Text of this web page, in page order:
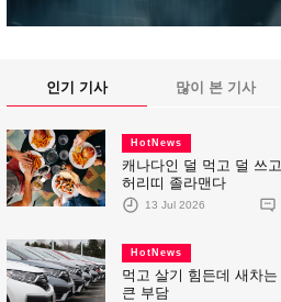
인기 기사 많이 본 기사
HotNews
캐나다인 덜 먹고 덜 쓰고
허리띠 졸라맨다
13 Jul 2026
HotNews
먹고 살기 힘든데 새차는
큰 부담